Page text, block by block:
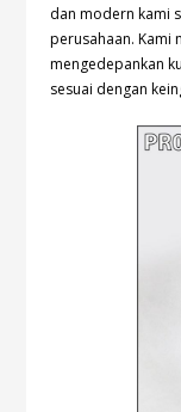
dan modern kami
perusahaan. Kami
mengedepankan
sesuai dengan